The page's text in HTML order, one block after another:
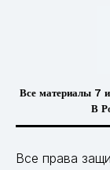
Все материалы 7
В
Все права